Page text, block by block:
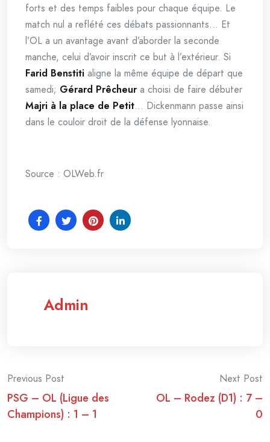
forts et des temps faibles pour chaque équipe. Le
match nul a reflété ces débats passionnants… Et
l’OL a un avantage avant d’aborder la seconde
manche, celui d’avoir inscrit ce but à l’extérieur. Si
Farid Benstiti aligne la même équipe de départ que
samedi; Gérard Prêcheur a choisi de faire débuter
Majri à la place de Petit… Dickenmann passe ainsi
dans le couloir droit de la défense lyonnaise.
Source : OLWeb.fr
Admin
Post
navigation
Previous Post
PSG – OL (Ligue des
Champions) : 1 – 1
Next Post
OL – Rodez (D1) : 7 –
0